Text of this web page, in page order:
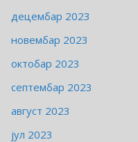
децембар 2023
новембар 2023
октобар 2023
септембар 2023
август 2023
јул 2023